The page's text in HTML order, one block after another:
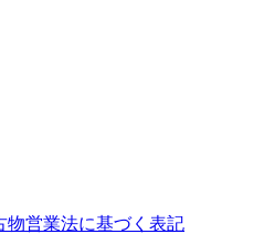
物営業法に基づく表記